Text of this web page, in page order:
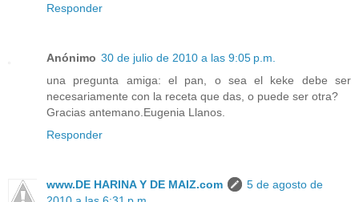
Responder
Anónimo 30 de julio de 2010 a las 9:05 p.m.
una pregunta amiga: el pan, o sea el keke debe ser
necesariamente con la receta que das, o puede ser otra?
Gracias antemano.Eugenia Llanos.
Responder
www.DE HARINA Y DE MAIZ.com
5 de agosto de